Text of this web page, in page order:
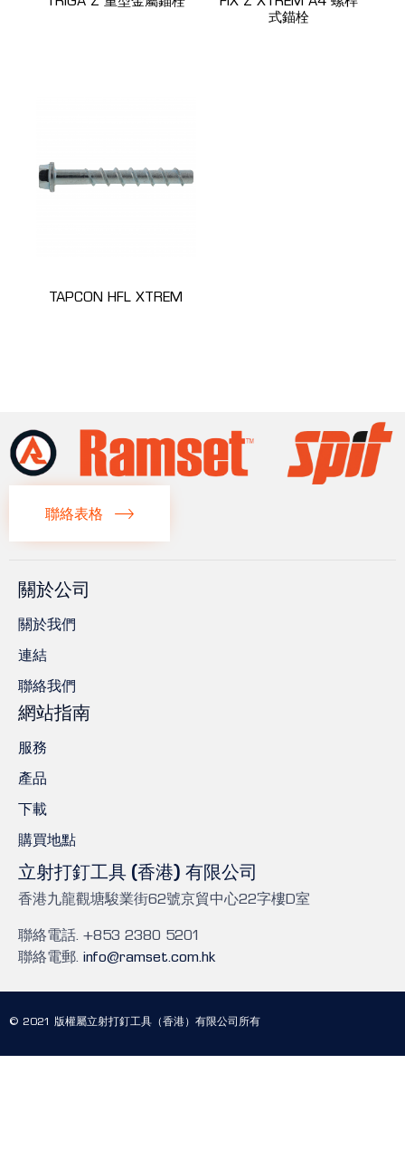
式錨栓
TAPCON HFL XTREM
聯絡表格
關於公司
關於我們
連結
聯絡我們
網站指南
服務
產品
下載
購買地點
立射打釘工具 (香港) 有限公司
香港九龍觀塘駿業街62號京貿中心22字樓D室
聯絡電話. +853 2380 5201
聯絡電郵. info@ramset.com.hk
© 2021 版權屬立射打釘工具（香港）有限公司所有